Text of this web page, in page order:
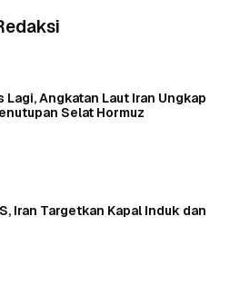
Lagi, Angkatan Laut Iran Ungkap
Selat Hormuz
Iran Targetkan Kapal Induk dan